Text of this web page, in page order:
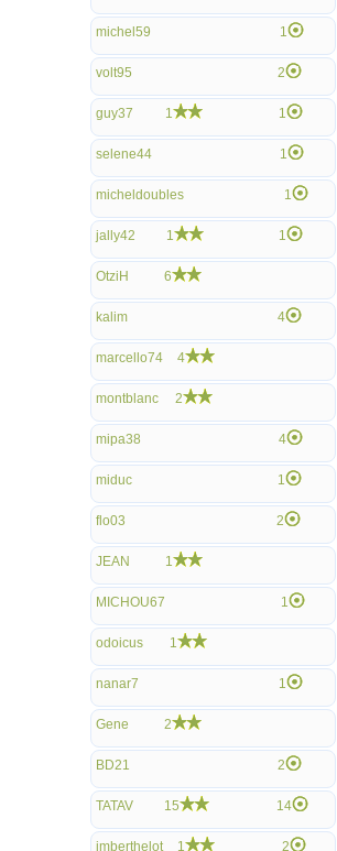
michel59 1
volt95 2
guy37 1 1
selene44 1
micheldoubles 1
jally42 1 1
OtziH 6
kalim 4
marcello74 4
montblanc 2
mipa38 4
miduc 1
flo03 2
JEAN 1
MICHOU67 1
odoicus 1
nanar7 1
Gene 2
BD21 2
TATAV 15 14
jmberthelot 1 2